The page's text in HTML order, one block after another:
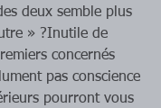
deux semble plus
» ?Inutile de
concernés
pas conscience
pourront vous